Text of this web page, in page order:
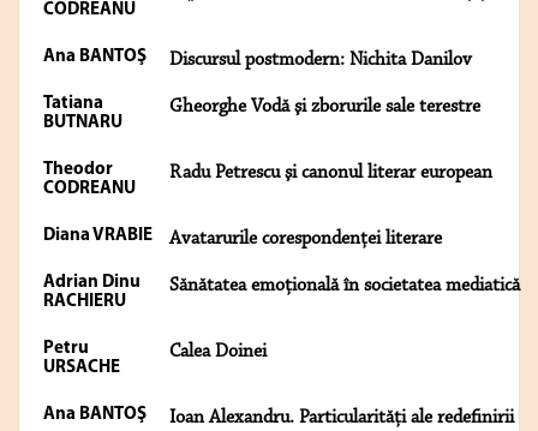
CODREANU
Ana BANTOŞ Discursul postmodern: Nichita Danilov
Tatiana
BUTNARU
Gheorghe Vodă şi zborurile sale terestre
Theodor
CODREANU
Radu Petrescu şi canonul literar european
Diana VRABIE Avatarurile corespondenței literare
Adrian Dinu
RACHIERU
Sănătatea emoţională în societatea mediatică
Petru
URSACHE
Calea Doinei
Ana BANTOŞ
Ioan Alexandru. Particularități ale redefinirii